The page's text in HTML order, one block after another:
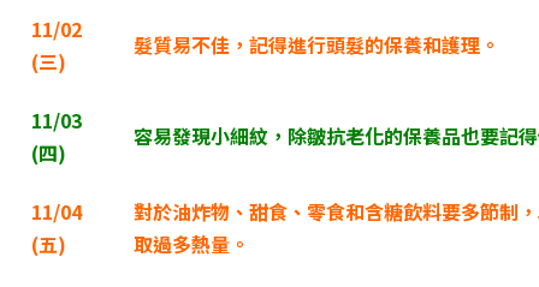
11/02
(三)
髮質易不佳，記得進行頭髮的保養和護理。
11/03
(四)
容易發現小細紋，除皺抗老化的保養品也要記
11/04
(五)
對於油炸物、甜食、零食和含糖飲料要多節制
取過多熱量。